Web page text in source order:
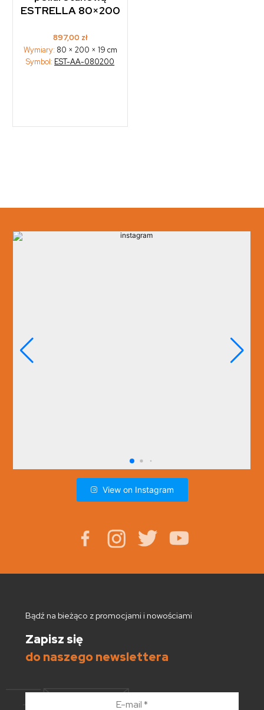
ESTRELLA 80×200
897,00 zł
Wymiary: 80 × 200 × 19 cm
Symbol: EST-AA-080200
View on Instagram
Bądź na bieżąco z promocjami i nowościami
Zapisz się
do naszego newslettera